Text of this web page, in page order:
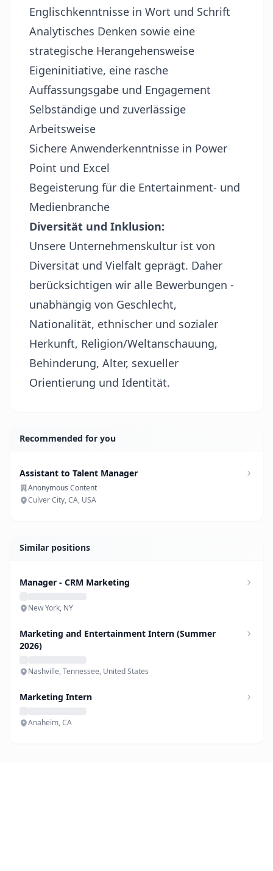
Englischkenntnisse in Wort und Schrift
Analytisches Denken sowie eine
strategische Herangehensweise
Eigeninitiative, eine rasche
Auffassungsgabe und Engagement
Selbständige und zuverlässige
Arbeitsweise
Sichere Anwenderkenntnisse in Power
Point und Excel
Begeisterung für die Entertainment- und
Medienbranche
Diversität und Inklusion:
Unsere Unternehmenskultur ist von
Diversität und Vielfalt geprägt. Daher
berücksichtigen wir alle Bewerbungen -
unabhängig von Geschlecht,
Nationalität, ethnischer und sozialer
Herkunft, Religion/Weltanschauung,
Behinderung, Alter, sexueller
Orientierung und Identität.
Recommended for you
Assistant to Talent Manager
Anonymous Content
Culver City, CA, USA
Similar positions
Manager - CRM Marketing
New York, NY
Marketing and Entertainment Intern (Summer
2026)
Nashville, Tennessee, United States
Marketing Intern
Anaheim, CA